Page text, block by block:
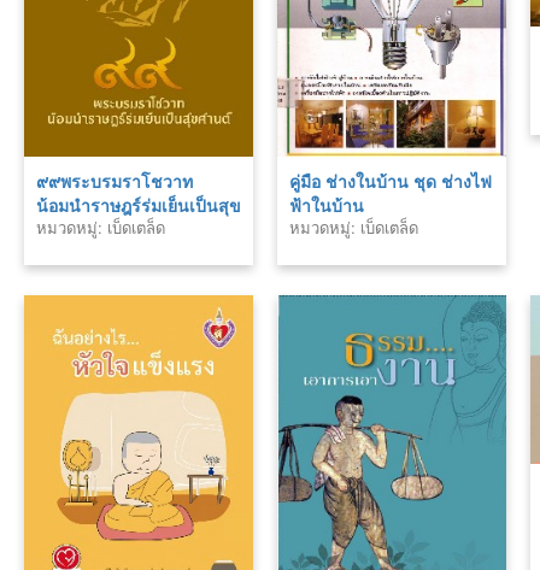
๙๙พระบรมราโชวาท
น้อมนำราษฎร์ร่มเย็นเป็นสุข
ศานต์
หมวดหมู่: เบ็ดเตล็ด
คู่มือ ช่างในบ้าน ชุด ช่างไฟ
ฟ้าในบ้าน
หมวดหมู่: เบ็ดเตล็ด